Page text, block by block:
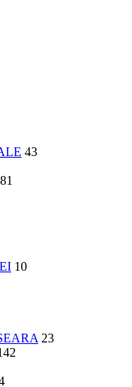
43
10
23